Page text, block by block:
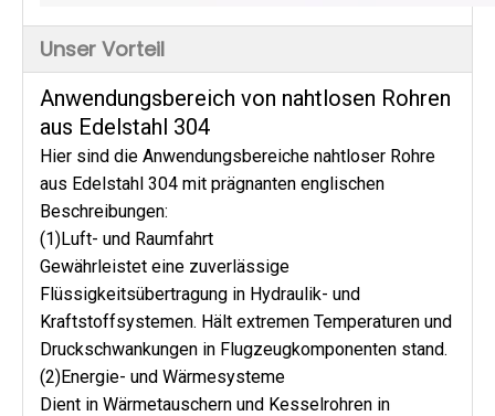
Unser Vorteil
Anwendungsbereich von nahtlosen Rohren
aus Edelstahl 304
Hier sind die Anwendungsbereiche nahtloser Rohre
aus Edelstahl 304 mit prägnanten englischen
Beschreibungen:
(1)Luft- und Raumfahrt
Gewährleistet eine zuverlässige
Flüssigkeitsübertragung in Hydraulik- und
Kraftstoffsystemen. Hält extremen Temperaturen und
Druckschwankungen in Flugzeugkomponenten stand.
(2)Energie- und Wärmesysteme
Dient in Wärmetauschern und Kesselrohren in